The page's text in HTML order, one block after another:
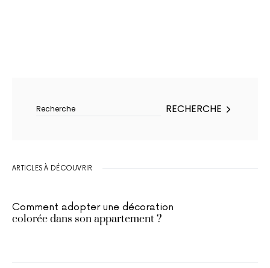
RECHERCHE
ARTICLES À DÉCOUVRIR
Comment adopter une décoration
colorée dans son appartement ?